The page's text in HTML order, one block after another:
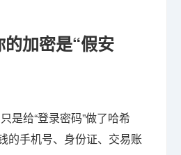
加密是“假安
是给“登录密码”做了哈希
的手机号、身份证、交易账